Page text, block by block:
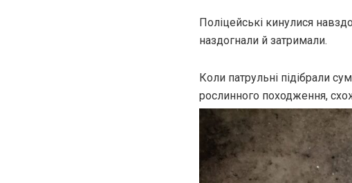
Поліцейські кинулися
наздогнали й затримали.
Коли патрульні підібрали
рослинного походження,